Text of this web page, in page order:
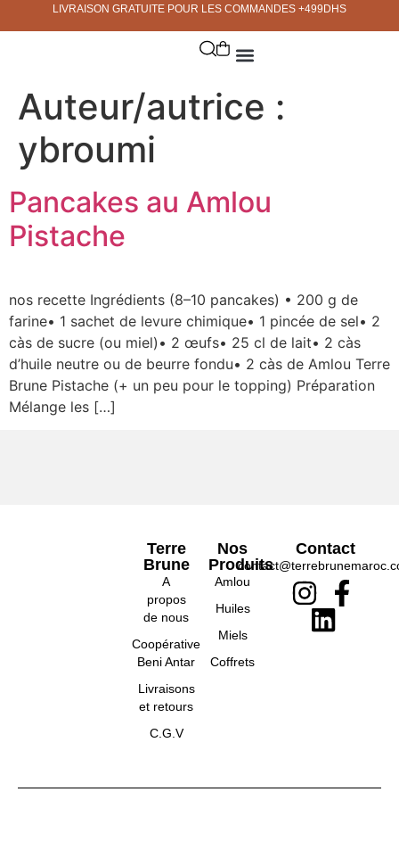
LIVRAISON GRATUITE POUR LES COMMANDES +499DHS
Auteur/autrice :
ybroumi
Pancakes au Amlou
Pistache
nos recette Ingrédients (8–10 pancakes) • 200 g de
farine• 1 sachet de levure chimique• 1 pincée de sel• 2
càs de sucre (ou miel)• 2 œufs• 25 cl de lait• 2 càs
d’huile neutre ou de beurre fondu• 2 càs de Amlou Terre
Brune Pistache (+ un peu pour le topping) Préparation
Mélange les […]
Terre
Brune
A
propos
de nous
Coopérative
Beni Antar
Livraisons
et retours
C.G.V
Nos
Produits
Amlou
Huiles
Miels
Coffrets
Contact